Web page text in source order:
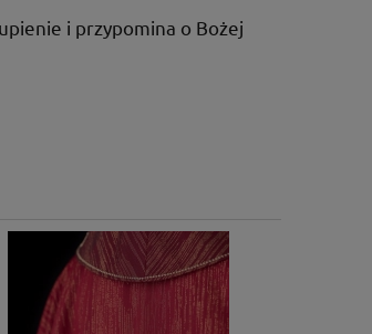
i przypomina o Bożej